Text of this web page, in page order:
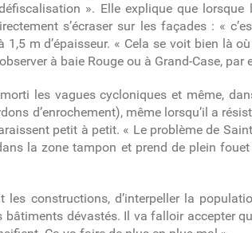
». Elle explique que lorsque
s’écraser sur les façades : «
m d’épaisseur. « Cela se voit bien là
à baie Rouge ou à Grand-Case, par
les vagues cycloniques et même,
d’enrochement), même lorsqu’il a
petit à petit. « Le problème de
la zone tampon et prend de plein
constructions, d’interpeller la
dévastés. Il va falloir accepter